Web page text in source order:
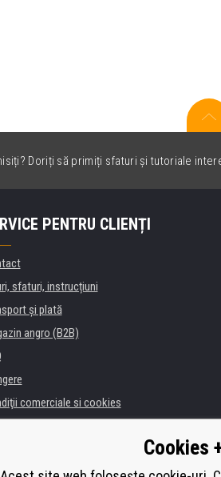
Doriți să primiți sfaturi și tutoriale
PENTRU CLIENȚI
sfaturi, instrucțiuni
şi plată
angro (B2B)
comerciale si cookies
de imprimante
Cookies